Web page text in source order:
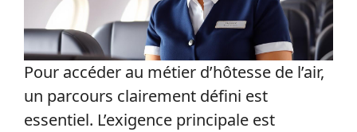
Pour accéder au métier d’hôtesse de l’air,
un parcours clairement défini est
essentiel. L’exigence principale est